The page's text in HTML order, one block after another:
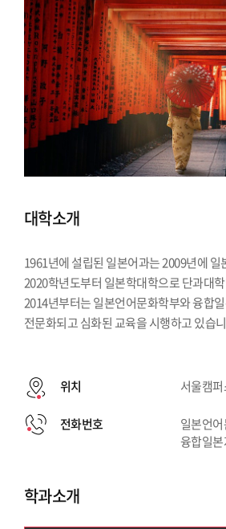
대학소개
1961년에 설립된 일본어과는 2009년에
2020학년도부터 일본학대학으로 단과대
2014년부터는 일본언어문화학부와 융합
전문화되고 심화된 교육을 시행하고 있습
위치 서울캠
전화번호
일본언
융합일
학과소개